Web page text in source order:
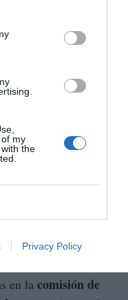
my
the
Privacy Policy
las víctimas.
echar al PP.
November 3, 2025
familiares de las
Piden algo tan
saber por
y quién dio esa
a su hijo de 19
en la comisión de